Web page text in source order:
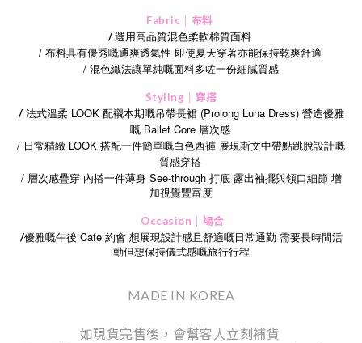
Fabric｜布料
/選用高品質混色柔軟棉質面料
/ 布料具有優秀嘅通爽透氣性 即使夏天穿著亦能保持乾爽舒適
/ 混色織法讓單純嘅面料多咗一份細膩質感
Styling｜穿搭
/法式溫柔 LOOK 配襯本期嘅吊帶長裙 (Prolong Luna Dress) 營造優雅
嘅 Ballet Core 層次感
/ 日常精緻 LOOK 搭配一件簡單嘅白色西褲 展現斯文中帶點跳脫設計嘅
質感穿搭
/ 層次感疊穿 內搭一件薄身See-through 打底 露出袖擺與領口細節 增
加視覺豐富度
Occasion｜場合
/優雅嘅午後 Cafe 約會 想展現設計感且舒適嘅日常通勤 需要長時間活
動但想保持儀式感嘅旅行行程
MADE IN KOREA
如現貨完售後，會幫客人立刻補貨